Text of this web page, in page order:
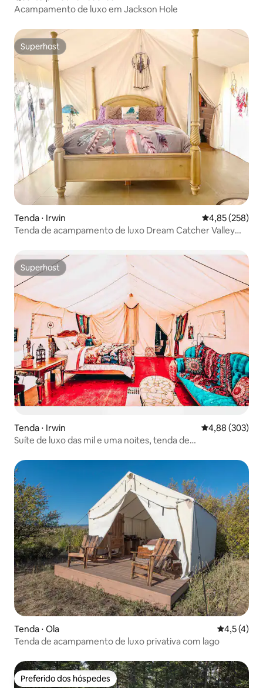
Acampamento de luxo em Jackson Hole
Superhost
Superhost
Tenda ⋅ Irwin 4,85 de uma
4,85 (258)
Tenda de acampamento de luxo Dream Catcher Valley
Superhost
Superhost
Tenda ⋅ Irwin 4,88 de uma
4,88 (303)
Suíte de luxo das mil e uma noites, tenda de
Tenda ⋅ Ola 4,5 de
4,5 (4)
Tenda de acampamento de luxo privativa com lago
Preferido dos hóspedes
Preferido dos hóspedes